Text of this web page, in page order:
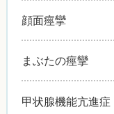
顔面痙攣
まぶたの痙攣
甲状腺機能亢進症